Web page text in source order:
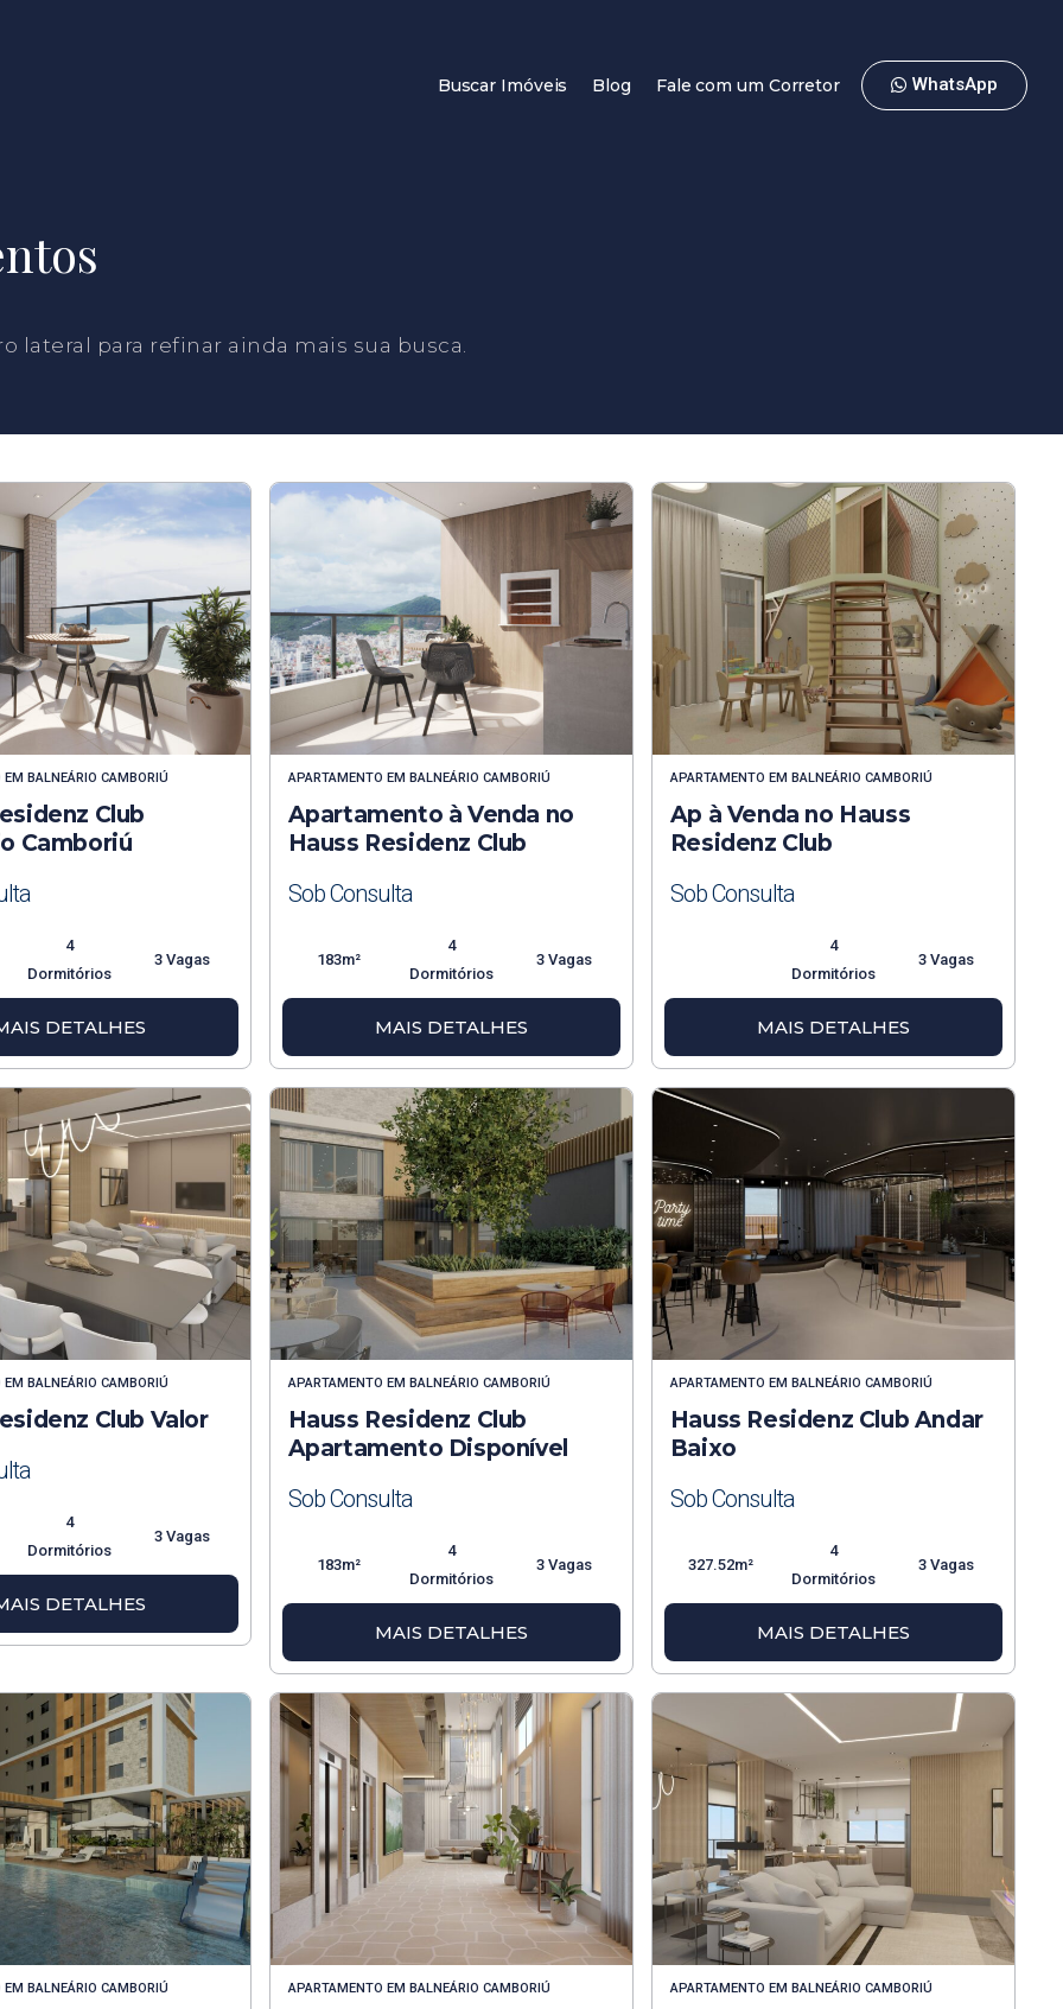
Buscar Imóveis Blog Fale com um Corretor WhatsApp
lateral para refinar ainda mais sua busca.
EM BALNEÁRIO CAMBORIÚ
Club
Camboriú
4
Dormitórios
3 Vagas
DETALHES
APARTAMENTO EM BALNEÁRIO CAMBORIÚ
Apartamento à Venda no
Hauss Residenz Club
Sob Consulta
183m²
4
Dormitórios
3 Vagas
MAIS DETALHES
APARTAMENTO EM BALNEÁRIO CAMBORIÚ
Ap à Venda no Hauss
Residenz Club
Sob Consulta
4
Dormitórios
3 Vagas
MAIS DETALHES
EM BALNEÁRIO CAMBORIÚ
Club Valor
4
Dormitórios
3 Vagas
DETALHES
APARTAMENTO EM BALNEÁRIO CAMBORIÚ
Hauss Residenz Club
Apartamento Disponível
Sob Consulta
183m²
4
Dormitórios
3 Vagas
MAIS DETALHES
APARTAMENTO EM BALNEÁRIO CAMBORIÚ
Hauss Residenz Club Andar
Baixo
Sob Consulta
327.52m²
4
Dormitórios
3 Vagas
MAIS DETALHES
EM BALNEÁRIO CAMBORIÚ APARTAMENTO EM BALNEÁRIO CAMBORIÚ APARTAMENTO EM BALNEÁRIO CAMBORIÚ